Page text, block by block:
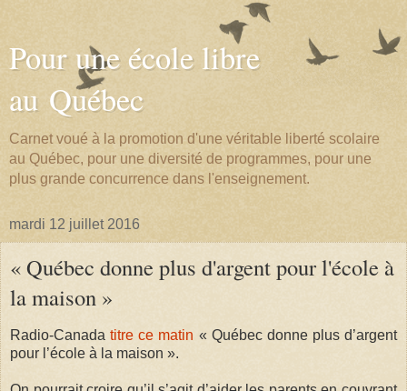
Pour une école libre
au Québec
Carnet voué à la promotion d'une véritable liberté scolaire
au Québec, pour une diversité de programmes, pour une
plus grande concurrence dans l'enseignement.
mardi 12 juillet 2016
« Québec donne plus d'argent pour l'école à
la maison »
Radio-Canada titre ce matin « Québec donne plus d’argent
pour l’école à la maison ».